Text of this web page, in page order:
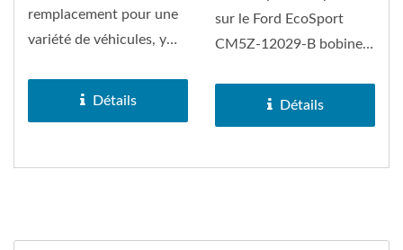
remplacement pour une
variété de véhicules, y
Détails
sur le Ford EcoSport
CM5Z-12029-B bobine
Détails